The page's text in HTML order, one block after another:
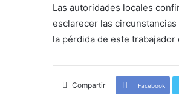
Las autoridades locales
esclarecer las
la pérdida de este
Compartir Facebook